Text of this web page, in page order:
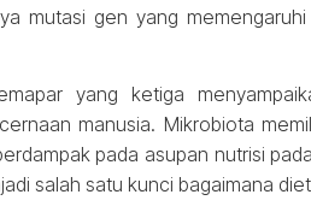
mutasi gen yang
yang ketiga
manusia. Mikrobiota
pada asupan nutrisi
salah satu kunci bagaimana